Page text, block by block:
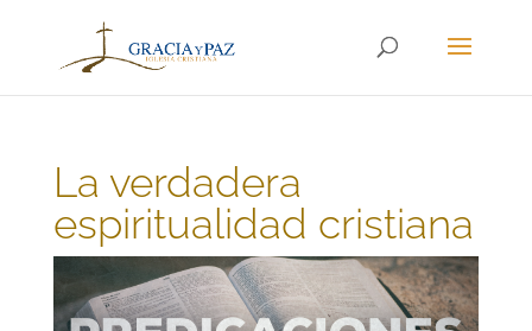
La verdadera
espiritualidad cristiana